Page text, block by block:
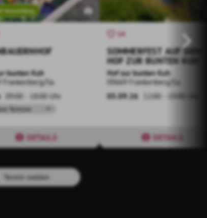
Anmeldung
bunten Kuh
Frankenberg/Sa.
09:00 - 18:00 Uhr
Termine
DETAILS
14
SOMMERFEST AUF DEM
HOF ZUR BUNTEN KUH
Hof zur bunten Kuh
09669 Frankenberg/Sa.
05.09.26
12:00 - 19:00 Uhr
DETAILS
Termin melden